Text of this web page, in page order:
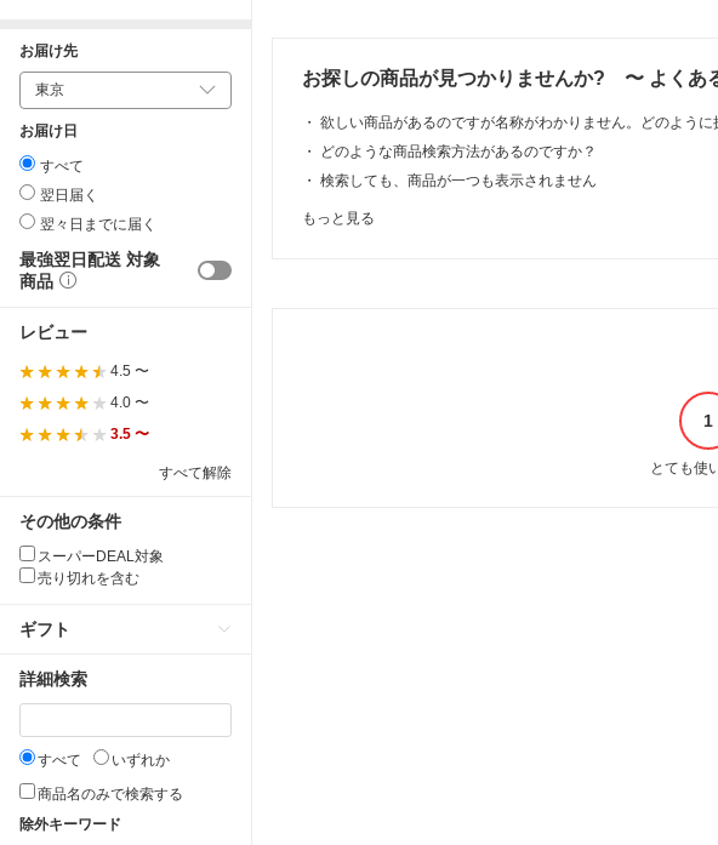
お届け先
お届け日
すべて
翌日届く
翌々日までに届く
最強翌日配送 対象
商品
レビュー
4.5 〜
4.0 〜
3.5 〜
すべて解除
その他の条件
スーパーDEAL対象
売り切れを含む
ギフト
詳細検索
すべて
いずれか
商品名のみで検索する
除外キーワード
お探しの商品が見つかりませんか? 〜 よくあ
・ 欲しい商品があるのですが名称がわかりません。どのように
・
どのような商品検索方法があるのですか？
・ 検索しても、商品が一つも表示されません
もっと見る
1
とても使